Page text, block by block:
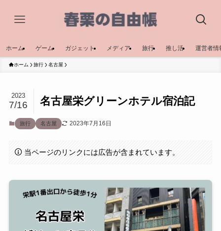
ホーム ゲーム ガジェット メディア 旅行 推し活 運営者情
ホーム 旅行 名古屋
名古屋栄グリーンホテル宿泊記
2023
7/16
旅行 名古屋 2023年7月16日
当ページのリンクには広告が含まれています。